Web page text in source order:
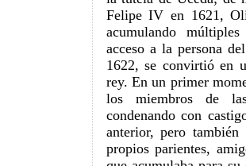
Felipe IV en 1621,
acumulando
acceso a la persona
1622, se convirtió en
rey. En un primer
los miembros de
condenando con
anterior, pero
propios parientes,